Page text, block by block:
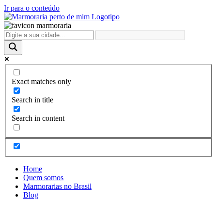
Ir para o conteúdo
Exact matches only
Search in title
Search in content
Home
Quem somos
Marmorarias no Brasil
Blog